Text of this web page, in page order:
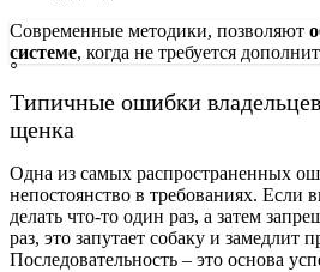
Современные методики, позволяют
системе, когда не требуется
Типичные ошибки
щенка
Одна из самых распространенных
непостоянство в требованиях. Если
делать что-то один раз, а затем
раз, это запутает собаку и замедлит
Последовательность – это основа